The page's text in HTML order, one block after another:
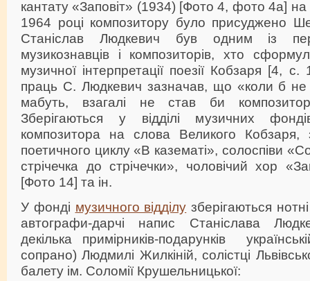
кантату «Заповіт» (1934) [Фото 4, фото 4а]
1964 році композитору було присуджено
Станіслав Людкевич був одним із
музикознавців і композиторів, хто
музичної інтерпретації поезії Кобзаря [4,
праць С. Людкевич зазначав, що «коли б не
мабуть, взагалі не став би
Зберігаються у відділі музичних
композитора на слова Великого
поетичного циклу «В казематі», солоспіви
стрічечка до стрічечки», чоловічий хор
[Фото 14] та ін.
У фонді музичного відділу зберігаються
автографи-дарчі напис Станіслава
декілька примірників-подарунків
сопрано) Людмилі Жилкіній, солістці
балету ім. Соломії Крушельницької: